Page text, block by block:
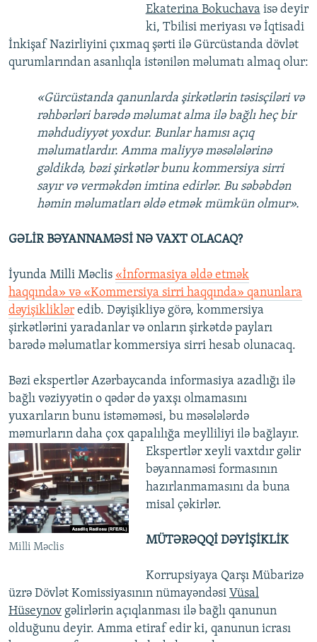
Ekaterina Bokuchava isə deyir
ki, Tbilisi meriyası və İqtisadi
İnkişaf Nazirliyini çıxmaq şərti ilə Gürcüstanda dövlət
qurumlarından asanlıqla istənilən məlumatı almaq olur:
«Gürcüstanda qanunlarda şirkətlərin təsisçiləri və
rəhbərləri barədə məlumat alma ilə bağlı heç bir
məhdudiyyət yoxdur. Bunlar hamısı açıq
məlumatlardır. Amma maliyyə məsələlərinə
gəldikdə, bəzi şirkətlər bunu kommersiya sirri
sayır və verməkdən imtina edirlər. Bu səbəbdən
həmin məlumatları əldə etmək mümkün olmur».
GƏLİR BƏYANNAMƏSİ NƏ VAXT OLACAQ?
İyunda Milli Məclis «İnformasiya əldə etmək
haqqında» və «Kommersiya sirri haqqında» qanunlara
dəyişikliklər edib. Dəyişikliyə görə, kommersiya
şirkətlərini yaradanlar və onların şirkətdə payları
barədə məlumatlar kommersiya sirri hesab olunacaq.
Bəzi ekspertlər Azərbaycanda informasiya azadlığı ilə
bağlı vəziyyətin o qədər də yaxşı olmamasını
yuxarıların bunu istəməməsi, bu məsələlərdə
məmurların daha çox qapalılığa meylliliyi ilə bağlayır.
Milli Məclis
Ekspertlər xeyli vaxtdır gəlir
bəyannaməsi formasının
hazırlanmamasını da buna
misal çəkirlər.
MÜTƏRƏQQİ DƏYİŞİKLİK
Korrupsiyaya Qarşı Mübarizə
üzrə Dövlət Komissiyasının nümayəndəsi Vüsal
Hüseynov gəlirlərin açıqlanması ilə bağlı qanunun
olduğunu deyir. Amma etiraf edir ki, qanunun icrası